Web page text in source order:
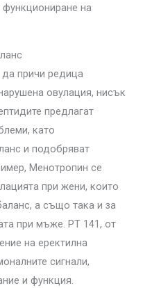
функциониране на
причи редица
овулация, нисък
предлагат
като
и подобряват
Менотропин се
при жени, които
а също така и за
при мъже. PT 141, от
на еректилна
сигнали,
и функция.